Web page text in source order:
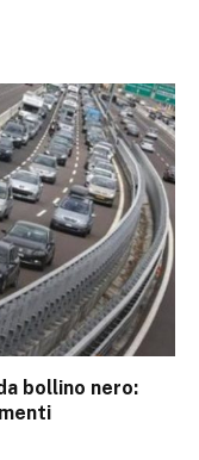
bollino nero: